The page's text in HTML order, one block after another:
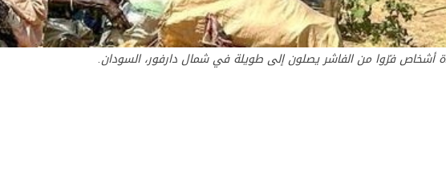
أشخاص فرّوا من الفاشر يصلون إلى طويلة في شمال دارفور، السودان.